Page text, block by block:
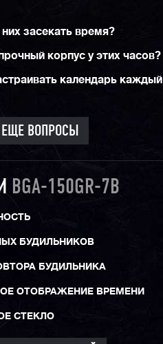
засекать время?
корпус у этих часов?
календарь каждый
ЕЩЕ ВОПРОСЫ
BGA-150GR-7B
БУДИЛЬНИКОВ
БУДИЛЬНИКА
ОТОБРАЖЕНИЕ ВРЕМЕНИ
СТЕКЛО